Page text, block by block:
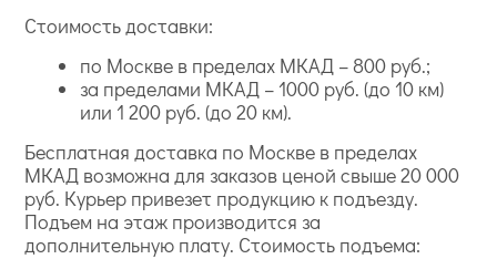
Стоимость доставки:
по Москве в пределах МКАД – 800 руб.;
за пределами МКАД – 1000 руб. (до 10 км)
или 1 200 руб. (до 20 км).
Бесплатная доставка по Москве в пределах
МКАД возможна для заказов ценой свыше 20 000
руб. Курьер привезет продукцию к подъезду.
Подъем на этаж производится за
дополнительную плату. Стоимость подъема: